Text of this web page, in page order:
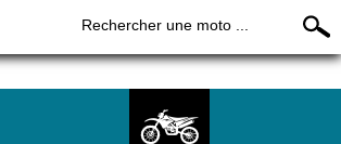
Rechercher une moto ...